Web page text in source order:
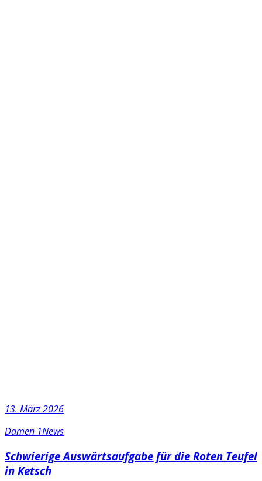
13. März 2026
Damen 1News
Schwierige Auswärtsaufgabe für die Roten Teufel
in Ketsch